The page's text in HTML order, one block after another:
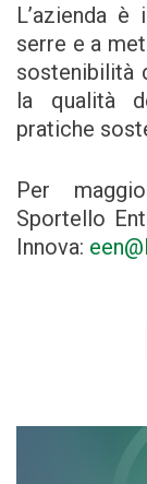
L’azienda
serre e a
sostenibilità
la qualità
pratiche
Per
Sportello
Innova: